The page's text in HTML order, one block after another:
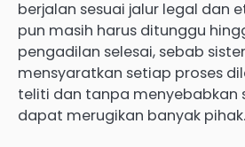
berjalan sesuai jalur legal dan
pun masih harus ditunggu
pengadilan selesai, sebab
mensyaratkan setiap proses
teliti dan tanpa menyebabkan
dapat merugikan banyak pihak.